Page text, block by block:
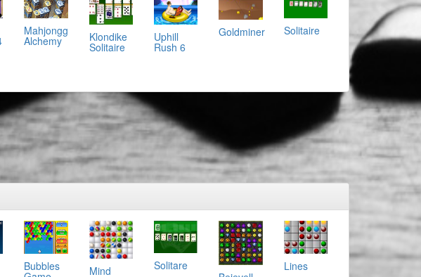
Mahjongg
Alchemy Klondike
Solitaire
Uphill
Rush 6
Goldminer Solitaire
Bubbles Mind
Solitare
Lines